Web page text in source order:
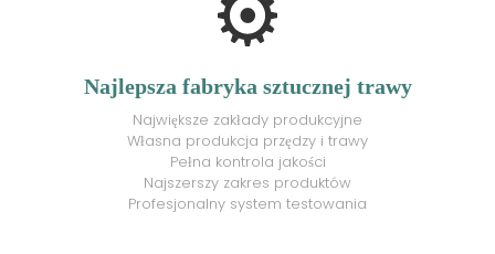
Najlepsza fabryka sztucznej trawy
Największe zakłady produkcyjne
Własna produkcja przędzy i trawy
Pełna kontrola jakości
Najszerszy zakres produktów
Profesjonalny system testowania